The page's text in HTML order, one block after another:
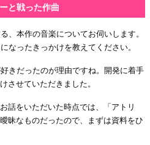
と戦った作曲
本作の音楽についてお伺いします。
なったきっかけを教えてください。
きだったのが理由ですね。開発に着手
させていただきました。
話をいただいた時点では、「アトリ
昧なものだったので、まずは資料をひ